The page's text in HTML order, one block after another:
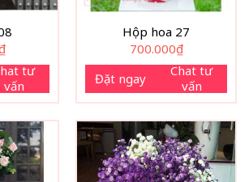
tư
vấn
Hộp hoa 27
700.000₫
Đặt ngay
Chat tư
vấn